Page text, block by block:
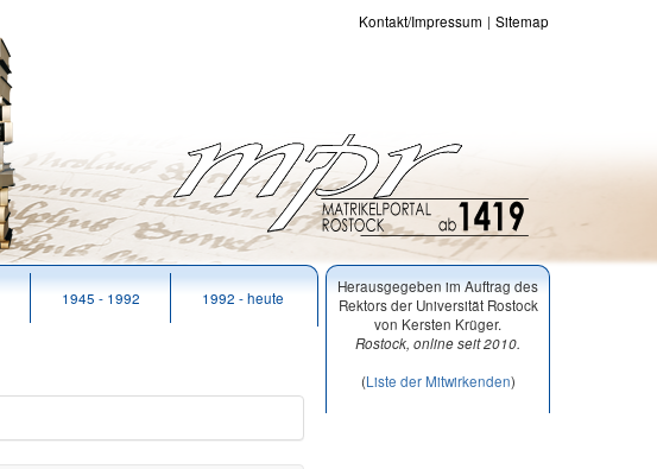
Kontakt/Impressum Sitemap
1945 - 1992 1992 - heute
Herausgegeben im Auftrag des
Rektors der Universität Rostock
von Kersten Krüger.
Rostock, online seit 2010.
(Liste der Mitwirkenden)